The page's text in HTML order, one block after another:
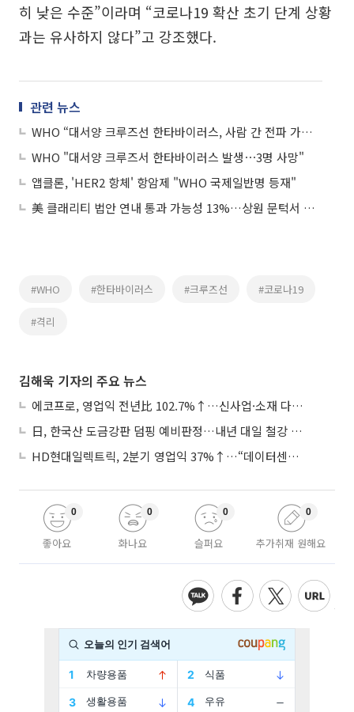
히 낮은 수준”이라며 “코로나19 확산 초기 단계 상황
과는 유사하지 않다”고 강조했다.
관련 뉴스
WHO “대서양 크루즈선 한타바이러스, 사람 간 전파 가능성”
WHO "대서양 크루즈서 한타바이러스 발생⋯3명 사망"
앱클론, 'HER2 항체' 항암제 "WHO 국제일반명 등재"
美 클래리티 법안 연내 통과 가능성 13%…상원 문턱서 제동
#WHO #한타바이러스 #크루즈선 #코로나19
#격리
김해욱 기자의 주요 뉴스
에코프로, 영업익 전년比 102.7%↑…신사업·소재 다각화 박차
日, 한국산 도금강판 덤핑 예비판정…내년 대일 철강 수출 ‘빨간불’
HD현대일렉트릭, 2분기 영업익 37%↑…“데이터센터 사업, 새로운 성장 축”
좋아요
0
화나요
0
슬퍼요
0
추가취재 원해요
0